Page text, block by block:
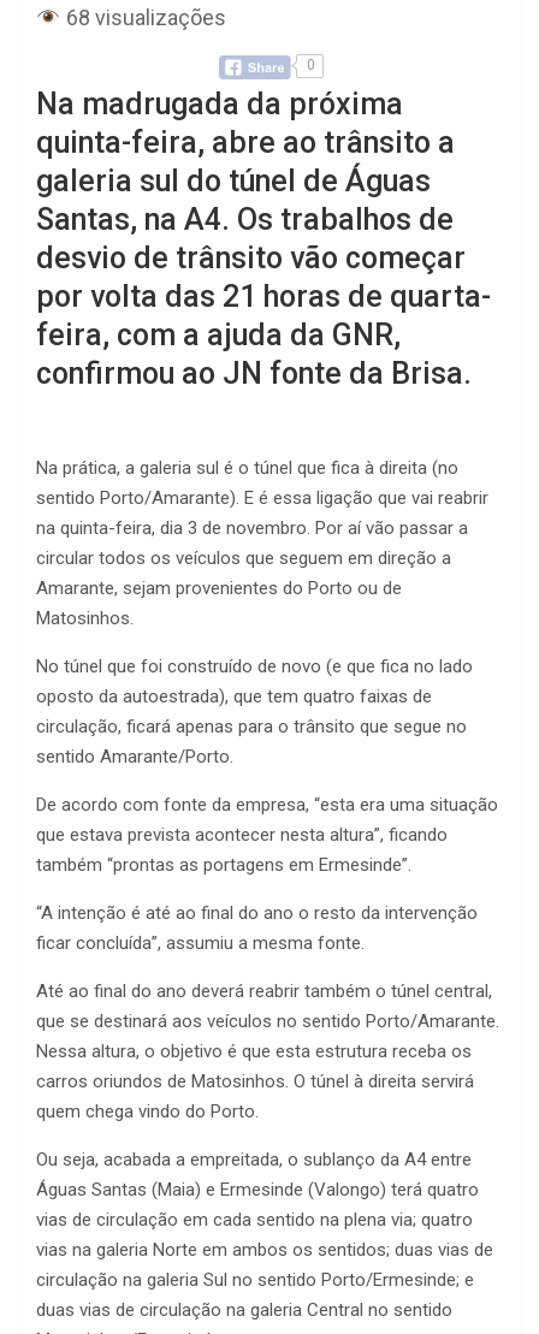
68 visualizações
0
Na madrugada da próxima
quinta-feira, abre ao trânsito a
galeria sul do túnel de Águas
Santas, na A4. Os trabalhos de
desvio de trânsito vão começar
por volta das 21 horas de quarta-
feira, com a ajuda da GNR,
confirmou ao JN fonte da Brisa.
Na prática, a galeria sul é o túnel que fica à direita (no
sentido Porto/Amarante). E é essa ligação que vai reabrir
na quinta-feira, dia 3 de novembro. Por aí vão passar a
circular todos os veículos que seguem em direção a
Amarante, sejam provenientes do Porto ou de
Matosinhos.
No túnel que foi construído de novo (e que fica no lado
oposto da autoestrada), que tem quatro faixas de
circulação, ficará apenas para o trânsito que segue no
sentido Amarante/Porto.
De acordo com fonte da empresa, “esta era uma situação
que estava prevista acontecer nesta altura”, ficando
também “prontas as portagens em Ermesinde”.
“A intenção é até ao final do ano o resto da intervenção
ficar concluída”, assumiu a mesma fonte.
Até ao final do ano deverá reabrir também o túnel central,
que se destinará aos veículos no sentido Porto/Amarante.
Nessa altura, o objetivo é que esta estrutura receba os
carros oriundos de Matosinhos. O túnel à direita servirá
quem chega vindo do Porto.
Ou seja, acabada a empreitada, o sublanço da A4 entre
Águas Santas (Maia) e Ermesinde (Valongo) terá quatro
vias de circulação em cada sentido na plena via; quatro
vias na galeria Norte em ambos os sentidos; duas vias de
circulação na galeria Sul no sentido Porto/Ermesinde; e
duas vias de circulação na galeria Central no sentido